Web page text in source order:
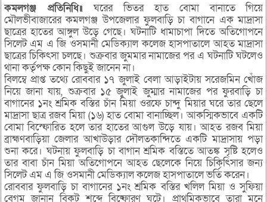
কমলগঞ্জ প্রতিনিধি॥ ঘরের ভিতর হাত বোমা বানাতে গিয়ে
মৌলভীবাজারের কমলগঞ্জ উপজেলার ফুলবাড়ি চা বাগানে এক মাদ্রাসা
ছাত্রের হাতের আঙ্গুল উড়ে গেছে। ঘটনাটি ধামাচাপা দিতে অতিগোপনে
সিলেট এম এ জি ওসমানী মেডিক্যাল কলেজ হাসপাতালে আহত মাদ্রাসা
ছাত্রের চিকিৎসা চলছে। শুক্রবার জুমমার নামাজের পর এ ঘটনাটি ঘটলেও
থানা কর্তৃপক্ষ কোন কিছুই জানেন না।
বিলম্বে প্রাপ্ত তথ্যে রোববার ১৭ জুলাই বেলা আড়াইটায় সরেজমিন খোঁজ
নিয়ে জানা যায়, শুক্রবার ১৫ জুলাই জুম্মার নামাজের পর ফুরবাড়ি চা
বাগানের ১নং শ্রমিক বস্তির চাঁন মিয়া ওরফে চান্দু মিয়ার ঘরে তার ছেলে
মাদ্রাসা ছাত্র রজব মিয়া (১৬) হাত বোমা বানাচ্ছিল। আকস্মিকভাবে একটি
বোমা বিস্ফোরিত হলে তার হাতের আগুল উড়ে যায়। আহত রজব মিয়া
ব্রাহ্মণবাড়িয়া জেলার আখাউড়ার দৌলতকান্দিতে একটি মাদ্রাসায় পড়া
শুনা করে। ঘটনায় ফুলবাড়ি চা বাগান শ্রমিক বস্তিতে আতঙ্ক সৃষ্টি হলেও
তার বাবা চাঁন মিয়া অতিগোপনে আহত ছেলেকে নিয়ে চিকিৎিসার জন্য
সিলেট এম এ জি ওসমানী মেডিক্যাল কলেজ হাসপাতালে ভর্তি করেন।
রোববার ফুলবাড়ি চা বাগানের ১নং শ্রমিক বস্তির খলিল মিয়া ও সুফিয়া
বেগম জানান বিকট শব্দে বিষ্ফোরণ ঘটে। প্রাথমিকভাবে তারা মনে